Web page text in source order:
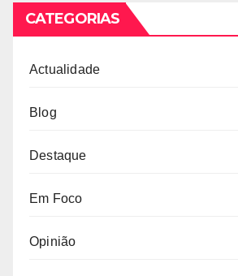
CATEGORIAS
Actualidade
Blog
Destaque
Em Foco
Opinião